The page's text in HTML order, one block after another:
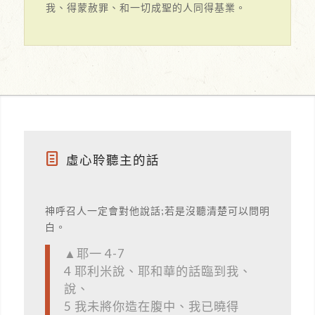
我、得蒙赦罪、和一切成聖的人同得基業。
虛心聆聽主的話
神呼召人一定會對他說話;若是沒聽清楚可以問明
白。
▲耶一 4-7
4 耶利米說、耶和華的話臨到我、
說、
5 我未將你造在腹中、我已曉得